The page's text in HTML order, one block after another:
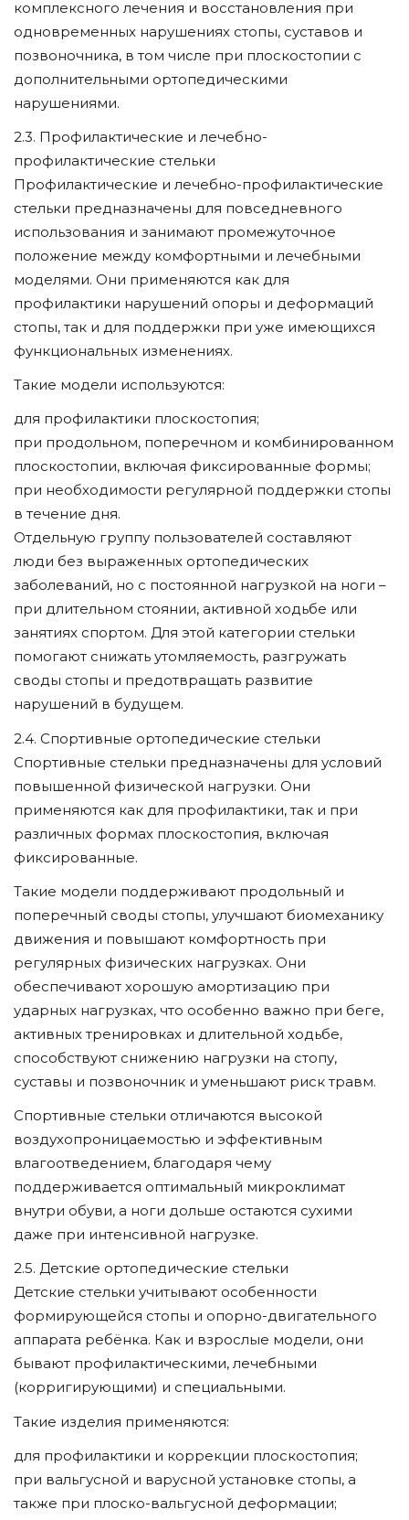
комплексного лечения и восстановления при
одновременных нарушениях стопы, суставов и
позвоночника, в том числе при плоскостопии с
дополнительными ортопедическими
нарушениями.
2.3. Профилактические и лечебно-
профилактические стельки
Профилактические и лечебно-профилактические
стельки предназначены для повседневного
использования и занимают промежуточное
положение между комфортными и лечебными
моделями. Они применяются как для
профилактики нарушений опоры и деформаций
стопы, так и для поддержки при уже имеющихся
функциональных изменениях.
Такие модели используются:
для профилактики плоскостопия;
при продольном, поперечном и комбинированном
плоскостопии, включая фиксированные формы;
при необходимости регулярной поддержки стопы
в течение дня.
Отдельную группу пользователей составляют
люди без выраженных ортопедических
заболеваний, но с постоянной нагрузкой на ноги –
при длительном стоянии, активной ходьбе или
занятиях спортом. Для этой категории стельки
помогают снижать утомляемость, разгружать
своды стопы и предотвращать развитие
нарушений в будущем.
2.4. Спортивные ортопедические стельки
Спортивные стельки предназначены для условий
повышенной физической нагрузки. Они
применяются как для профилактики, так и при
различных формах плоскостопия, включая
фиксированные.
Такие модели поддерживают продольный и
поперечный своды стопы, улучшают биомеханику
движения и повышают комфортность при
регулярных физических нагрузках. Они
обеспечивают хорошую амортизацию при
ударных нагрузках, что особенно важно при беге,
активных тренировках и длительной ходьбе,
способствуют снижению нагрузки на стопу,
суставы и позвоночник и уменьшают риск травм.
Спортивные стельки отличаются высокой
воздухопроницаемостью и эффективным
влагоотведением, благодаря чему
поддерживается оптимальный микроклимат
внутри обуви, а ноги дольше остаются сухими
даже при интенсивной нагрузке.
2.5. Детские ортопедические стельки
Детские стельки учитывают особенности
формирующейся стопы и опорно-двигательного
аппарата ребёнка. Как и взрослые модели, они
бывают профилактическими, лечебными
(корригирующими) и специальными.
Такие изделия применяются:
для профилактики и коррекции плоскостопия;
при вальгусной и варусной установке стопы, а
также при плоско-вальгусной деформации;